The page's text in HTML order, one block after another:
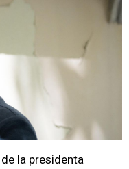
la presidenta